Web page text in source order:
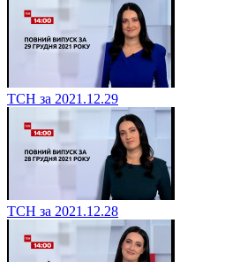
ТСН за 2021.12.29
ТСН за 2021.12.28